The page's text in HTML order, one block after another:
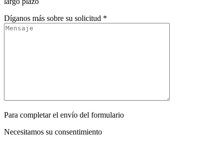
Díganos más sobre su solicitud *
Para completar el envío del formulario
Necesitamos su consentimiento